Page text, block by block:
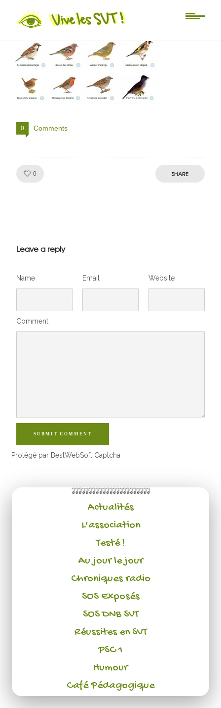
oiseaux-1
0 Comments
0 SHARE
Leave a reply
Name Email Website
Comment
SUBMIT COMMENT
Protégé par BestWebSoft Captcha
Actualités
L'association
Testé !
Au jour le jour
Chroniques radio
SOS Exposés
SOS DNB SVT
Réussites en SVT
PSC 1
Humour
Café Pédagogique